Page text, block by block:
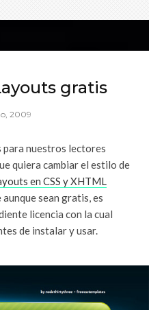
gratis
2009
para nuestros lectores
quiera cambiar el estilo de
en CSS y XHTML
aunque sean gratis, es
licencia con la cual
de instalar y usar.